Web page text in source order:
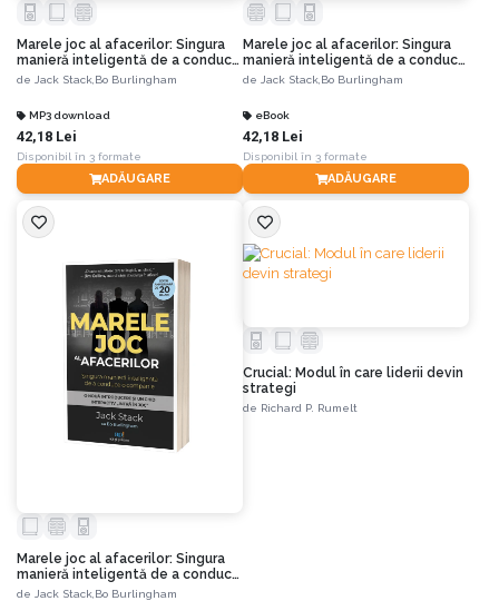
Marele joc al afacerilor: Singura
manieră inteligentă de a conduce
o companie
de Jack Stack, Bo Burlingham
MP3 download
42,18 Lei
Disponibil în 3 formate
ADĂUGARE
Marele joc al afacerilor: Singura
manieră inteligentă de a conduce
o companie
de Jack Stack, Bo Burlingham
eBook
42,18 Lei
Disponibil în 3 formate
ADĂUGARE
Marele joc al afacerilor: Singura
manieră inteligentă de a conduce
o companie
de Jack Stack, Bo Burlingham
Crucial: Modul în care liderii devin
strategi
de Richard P. Rumelt